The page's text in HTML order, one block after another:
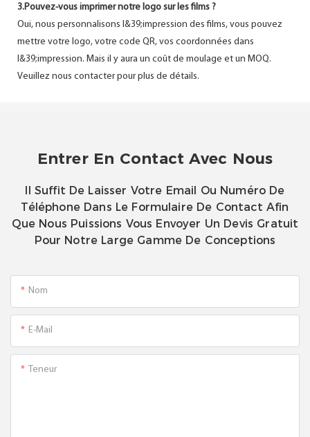
3.Pouvez-vous imprimer notre logo sur les films ?
Oui, nous personnalisons l&39;impression des films, vous pouvez
mettre votre logo, votre code QR, vos coordonnées dans
l&39;impression. Mais il y aura un coût de moulage et un MOQ.
Veuillez nous contacter pour plus de détails.
Entrer En Contact Avec Nous
Il Suffit De Laisser Votre Email Ou Numéro De
Téléphone Dans Le Formulaire De Contact Afin
Que Nous Puissions Vous Envoyer Un Devis Gratuit
Pour Notre Large Gamme De Conceptions
Nom
E-Mail
Teneur